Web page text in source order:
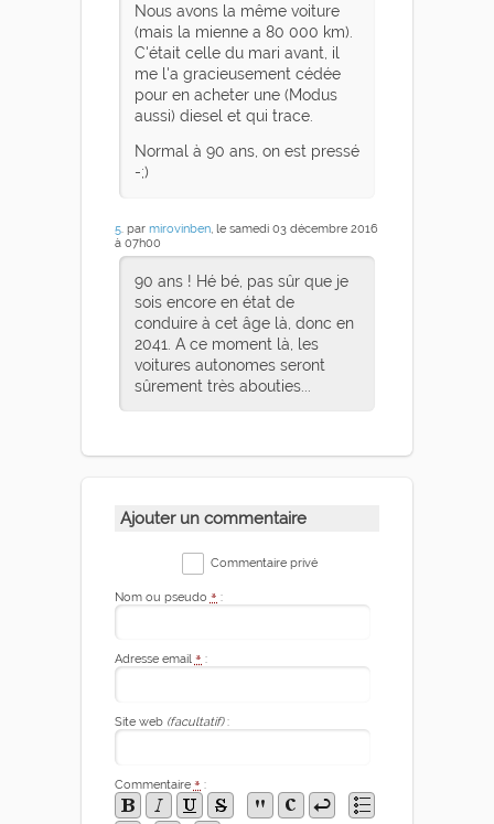
Nous avons la même voiture
(mais la mienne a 80 000 km).
C'était celle du mari avant, il
me l'a gracieusement cédée
pour en acheter une (Modus
aussi) diesel et qui trace.
Normal à 90 ans, on est pressé
-;)
5 . par mirovinben , le samedi 03 décembre 2016
à 07h00
90 ans ! Hé bé, pas sûr que je
sois encore en état de
conduire à cet âge là, donc en
2041. A ce moment là, les
voitures autonomes seront
sûrement très abouties...
Ajouter un commentaire
Commentaire privé
Nom ou pseudo * :
Adresse email * :
Site web (facultatif):
Commentaire * :